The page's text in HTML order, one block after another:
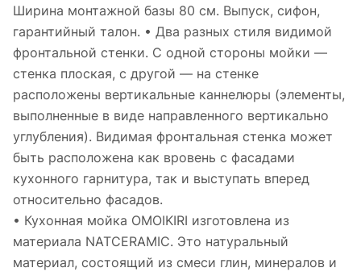
Ширина монтажной базы 80 см. Выпуск, сифон,
гарантийный талон. • Два разных стиля видимой
фронтальной стенки. С одной стороны мойки —
стенка плоская, с другой — на стенке
расположены вертикальные каннелюры (элементы,
выполненные в виде направленного вертикально
углубления). Видимая фронтальная стенка может
быть расположена как вровень с фасадами
кухонного гарнитура, так и выступать вперед
относительно фасадов.
• Кухонная мойка OMOIKIRI изготовлена из
материала NATCERAMIC. Это натуральный
материал, состоящий из смеси глин, минералов и